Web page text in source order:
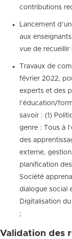
contributions
Lancement
aux
vue de recueillir
Travaux de
février 2022,
experts et des
l’éducation/
savoir : (1)
genre : Tous à
des
externe,
planification
Société
dialogue social
Digitalisation
;
Validation des